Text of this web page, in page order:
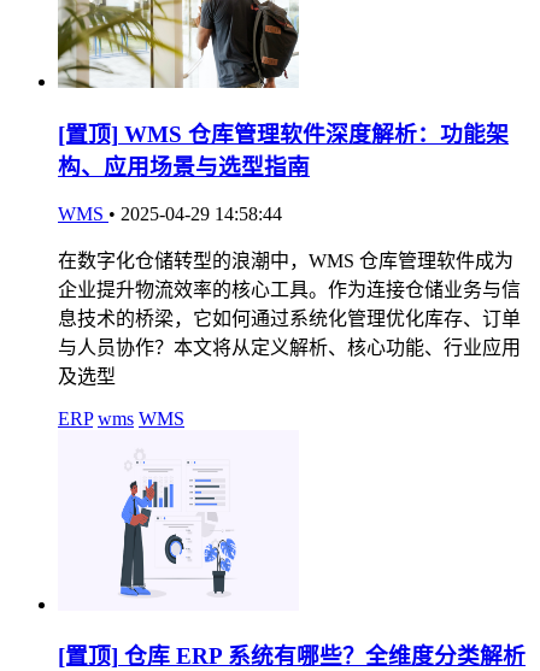
[置顶] WMS 仓库管理软件深度解析：功能架
构、应用场景与选型指南
WMS • 2025-04-29 14:58:44
在数字化仓储转型的浪潮中，WMS 仓库管理软件成为
企业提升物流效率的核心工具。作为连接仓储业务与信
息技术的桥梁，它如何通过系统化管理优化库存、订单
与人员协作？本文将从定义解析、核心功能、行业应用
及选型
ERP wms WMS
[置顶] 仓库 ERP 系统有哪些？全维度分类解析